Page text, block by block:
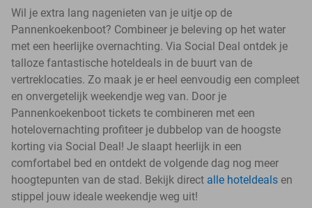
Wil je extra lang nagenieten van je uitje op de
Pannenkoekenboot? Combineer je beleving op het water
met een heerlijke overnachting. Via Social Deal ontdek je
talloze fantastische hoteldeals in de buurt van de
vertreklocaties. Zo maak je er heel eenvoudig een compleet
en onvergetelijk weekendje weg van. Door je
Pannenkoekenboot tickets te combineren met een
hotelovernachting profiteer je dubbelop van de hoogste
korting via Social Deal! Je slaapt heerlijk in een
comfortabel bed en ontdekt de volgende dag nog meer
hoogtepunten van de stad. Bekijk direct alle hoteldeals en
stippel jouw ideale weekendje weg uit!